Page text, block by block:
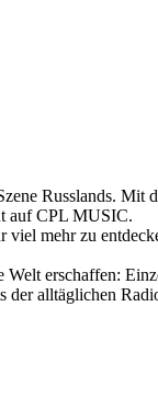
Russlands.
auf CPL MUSIC.
mehr zu
erschaffen:
alltäglichen